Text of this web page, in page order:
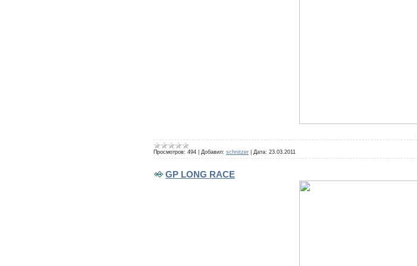
Просмотров: 494 Добавил: schnitzer Дата: 23.03.2011
GP LONG RACE